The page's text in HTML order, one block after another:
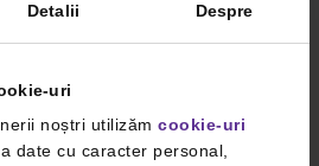
Detalii Despre
uri
noștri utilizăm cookie-uri
date cu caracter personal,